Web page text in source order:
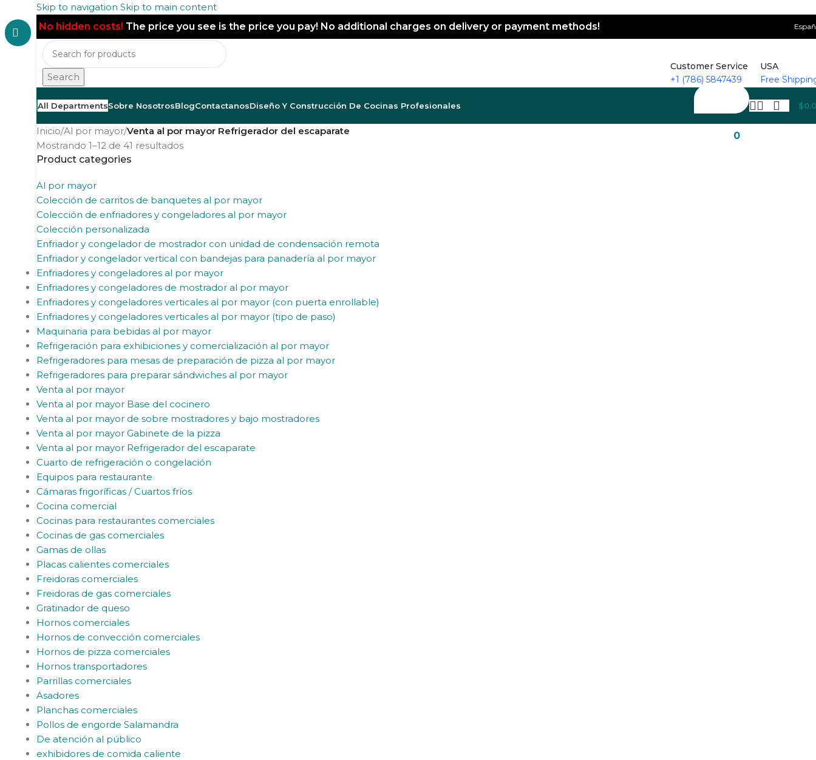
Skip to navigation Skip to main content
No hidden costs! The price you see is the price you pay! No additional charges on delivery or payment methods!
Search
Customer Service
+1 (786) 5847439
USA
Free
All DepartmentsSobre NosotrosBlogContactanosDiseño Y Construcción De Cocinas Profesionales
0
$
Inicio/Al por mayor/Venta al por mayor Refrigerador del escaparate
Mostrando 1–12 de 41 resultados
Product categories
Al por mayor
Colección de carritos de banquetes al por mayor
Colección de enfriadores y congeladores al por mayor
Colección personalizada
Enfriador y congelador de mostrador con unidad de condensación remota
Enfriador y congelador vertical con bandejas para panadería al por mayor
Enfriadores y congeladores al por mayor
Enfriadores y congeladores de mostrador al por mayor
Enfriadores y congeladores verticales al por mayor (con puerta enrollable)
Enfriadores y congeladores verticales al por mayor (tipo de paso)
Maquinaria para bebidas al por mayor
Refrigeración para exhibiciones y comercialización al por mayor
Refrigeradores para mesas de preparación de pizza al por mayor
Refrigeradores para preparar sándwiches al por mayor
Venta al por mayor
Venta al por mayor Base del cocinero
Venta al por mayor de sobre mostradores y bajo mostradores
Venta al por mayor Gabinete de la pizza
Venta al por mayor Refrigerador del escaparate
Cuarto de refrigeración o congelación
Equipos para restaurante
Cámaras frigoríficas / Cuartos fríos
Cocina comercial
Cocinas para restaurantes comerciales
Cocinas de gas comerciales
Gamas de ollas
Placas calientes comerciales
Freidoras comerciales
Freidoras de gas comerciales
Gratinador de queso
Hornos comerciales
Hornos de convección comerciales
Hornos de pizza comerciales
Hornos transportadores
Parrillas comerciales
Asadores
Planchas comerciales
Pollos de engorde Salamandra
De atención al público
exhibidores de comida caliente